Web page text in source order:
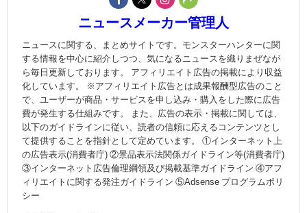
ニュースメーカー管理人
ニュースに関する、まとめサイトです。モンスターハンターに関
する情報を中心に紹介しつつ、気になるニュースを織りまぜなが
ら毎日更新しております。 アフィリエイト広告の掲載により収益
化しています。 ※アフィリエイト広告とは成果報酬型広告のこと
で、ユーザーが商品・サービスを申し込み・購入をした際に広告
費が発生する仕組みです。 また、広告の表示・掲載に関しては、
以下のガイドラインに従い、読者の信頼に応えるコンテンツとし
て提供することを指針として定めています。 ①インターネット上
の広告表示(消費者庁) ②景品表示法関係ガイドライン等(消費者庁)
③インターネット広告倫理綱領及び掲載基準ガイドライン ④アフ
ィリエイトに関する発注ガイドライン ⑤Adsense プログラムポリ
シー